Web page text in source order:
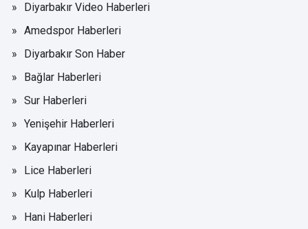
Diyarbakır Video Haberleri
Amedspor Haberleri
Diyarbakır Son Haber
Bağlar Haberleri
Sur Haberleri
Yenişehir Haberleri
Kayapınar Haberleri
Lice Haberleri
Kulp Haberleri
Hani Haberleri